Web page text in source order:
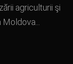
agriculturii şi